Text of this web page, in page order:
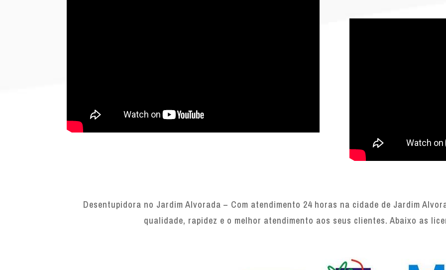
Desentupidora no Jardim Alvorada – Com atendimento 24 horas na cidade de Jardim
qualidade, rapidez e o melhor atendimento aos seus clientes. Abaixo as